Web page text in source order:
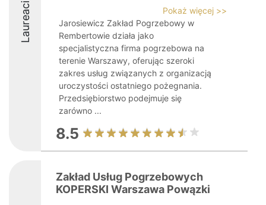
Laureaci
Pokaż więcej >>
Jarosiewicz Zakład Pogrzebowy w
Rembertowie działa jako
specjalistyczna firma pogrzebowa na
terenie Warszawy, oferując szeroki
zakres usług związanych z organizacją
uroczystości ostatniego pożegnania.
Przedsiębiorstwo podejmuje się
zarówno ...
8.5
Zakład Usług Pogrzebowych
KOPERSKI Warszawa Powązki